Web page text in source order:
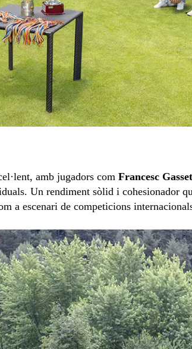
amb jugadors com Francesc Gasset
Un rendiment sòlid i cohesionador
a escenari de competicions